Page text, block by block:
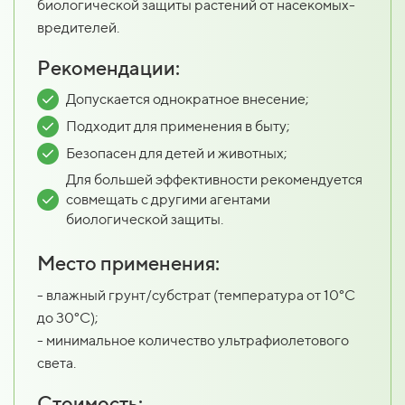
биологической защиты растений от насекомых-
вредителей.
Рекомендации:
Допускается однократное внесение;
Подходит для применения в быту;
Безопасен для детей и животных;
Для большей эффективности рекомендуется
совмещать с другими агентами
биологической защиты.
Место применения:
- влажный грунт/субстрат (температура от 10°C
до 30°C);
- минимальное количество ультрафиолетового
света.